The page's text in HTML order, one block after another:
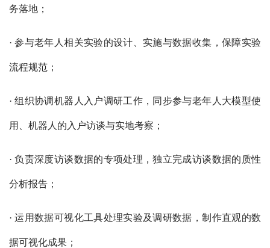
务落地；
· 参与老年人相关实验的设计、实施与数据收集，保障实验
流程规范；
· 组织协调机器人入户调研工作，同步参与老年人大模型使
用、机器人的入户访谈与实地考察；
· 负责深度访谈数据的专项处理，独立完成访谈数据的质性
分析报告；
· 运用数据可视化工具处理实验及调研数据，制作直观的数
据可视化成果；